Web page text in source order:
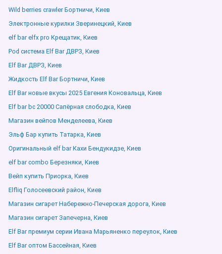
Wild berries crawler Бортничи, Киев
Электронные курилки Зверинецкий, Киев
elf bar elfx pro Крещатик, Киев
Pod система Elf Bar ДВРЗ, Киев
Elf Bar ДВРЗ, Киев
Жидкость Elf Bar Бортничи, Киев
Elf Bar новые вкусы 2025 Евгения Коновальца, Киев
Elf bar bc 20000 Сапёрная слободка, Киев
Магазин вейпов Менделеева, Киев
Эльф Бар купить Татарка, Киев
Оригинальный elf bar Кахи Бендукидзе, Киев
elf bar combo Березняки, Киев
Вейп купить Приорка, Киев
Elfliq Голосеевский район, Киев
Магазин сигарет Набережно-Печерская дорога, Киев
Магазин сигарет Запечерна, Киев
Elf Bar премиум серии Ивана Марьяненко переулок, Киев
Elf Bar оптом Бассейная, Киев